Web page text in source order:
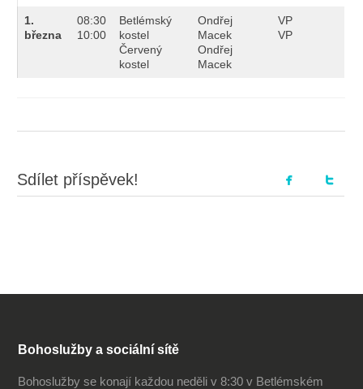
1.
března
08:30
10:00
Betlémský
kostel
Červený
kostel
Ondřej
Macek
Ondřej
Macek
VP
VP
Sdílet příspěvek!
Bohoslužby a sociální sítě
Bohoslužby se konají každou neděli v 8:30 v Betlémském